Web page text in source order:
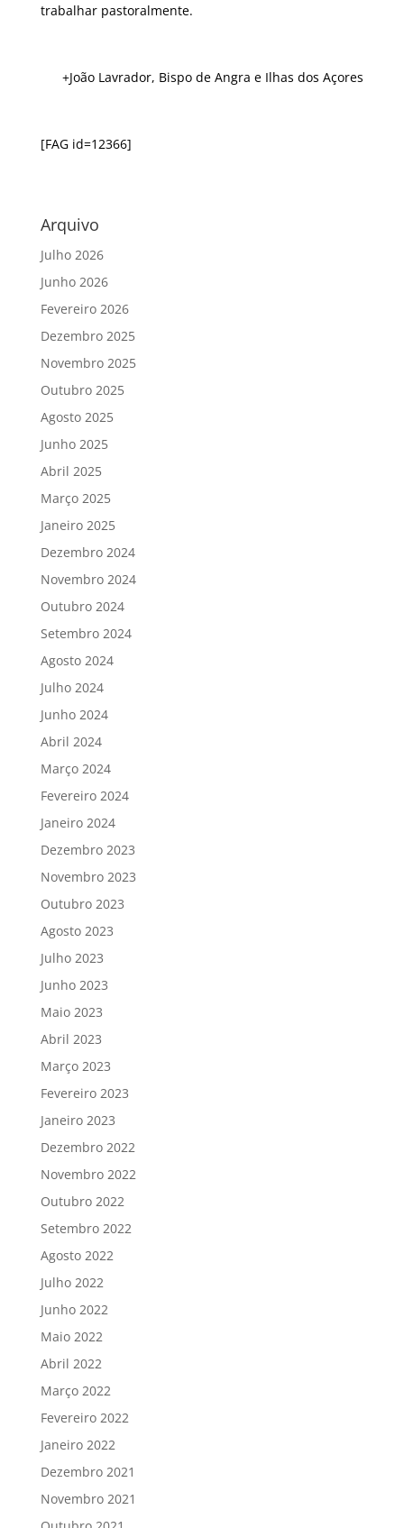
trabalhar pastoralmente.
+João Lavrador, Bispo de Angra e Ilhas dos Açores
[FAG id=12366]
Arquivo
Julho 2026
Junho 2026
Fevereiro 2026
Dezembro 2025
Novembro 2025
Outubro 2025
Agosto 2025
Junho 2025
Abril 2025
Março 2025
Janeiro 2025
Dezembro 2024
Novembro 2024
Outubro 2024
Setembro 2024
Agosto 2024
Julho 2024
Junho 2024
Abril 2024
Março 2024
Fevereiro 2024
Janeiro 2024
Dezembro 2023
Novembro 2023
Outubro 2023
Agosto 2023
Julho 2023
Junho 2023
Maio 2023
Abril 2023
Março 2023
Fevereiro 2023
Janeiro 2023
Dezembro 2022
Novembro 2022
Outubro 2022
Setembro 2022
Agosto 2022
Julho 2022
Junho 2022
Maio 2022
Abril 2022
Março 2022
Fevereiro 2022
Janeiro 2022
Dezembro 2021
Novembro 2021